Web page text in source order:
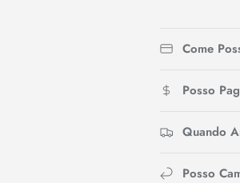
Come
Posso
Quando
Posso